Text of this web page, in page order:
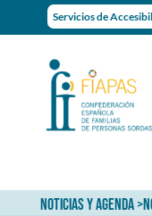
Servicios de
NOTICIAS Y AGENDA>